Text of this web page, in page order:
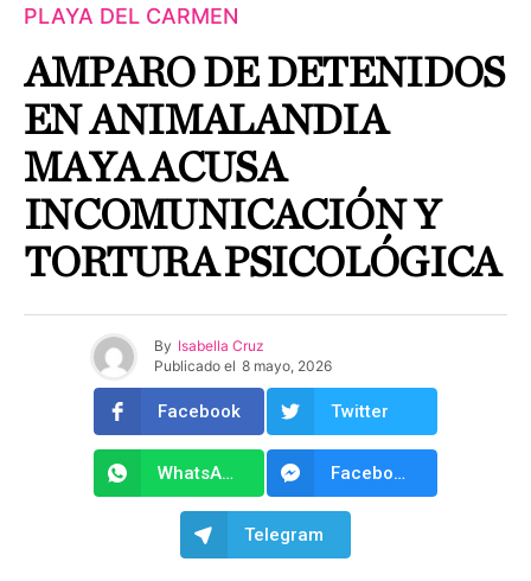
PLAYA DEL CARMEN
AMPARO DE DETENIDOS
EN ANIMALANDIA
MAYA ACUSA
INCOMUNICACIÓN Y
TORTURA PSICOLÓGICA
By Isabella Cruz
Publicado el 8 mayo, 2026
Facebook Twitter
WhatsApp Facebook Messenger
Telegram